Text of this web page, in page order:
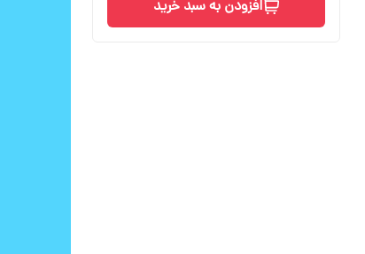
افزودن به سبد خرید